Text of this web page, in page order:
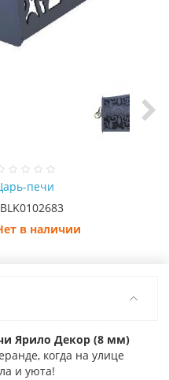
печи
BLK0102683
в наличии
Ярило Декор (8 мм)
когда на улице
и уюта!